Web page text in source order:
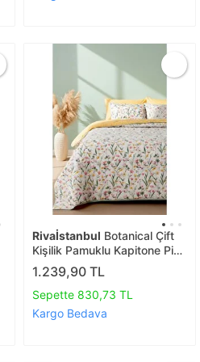
Rivaİstanbul Botanical Çift
Kişilik Pamuklu Kapitone Pike
& Yatak Örtüsü
1.239,90 TL
Sepette 830,73 TL
Kargo Bedava